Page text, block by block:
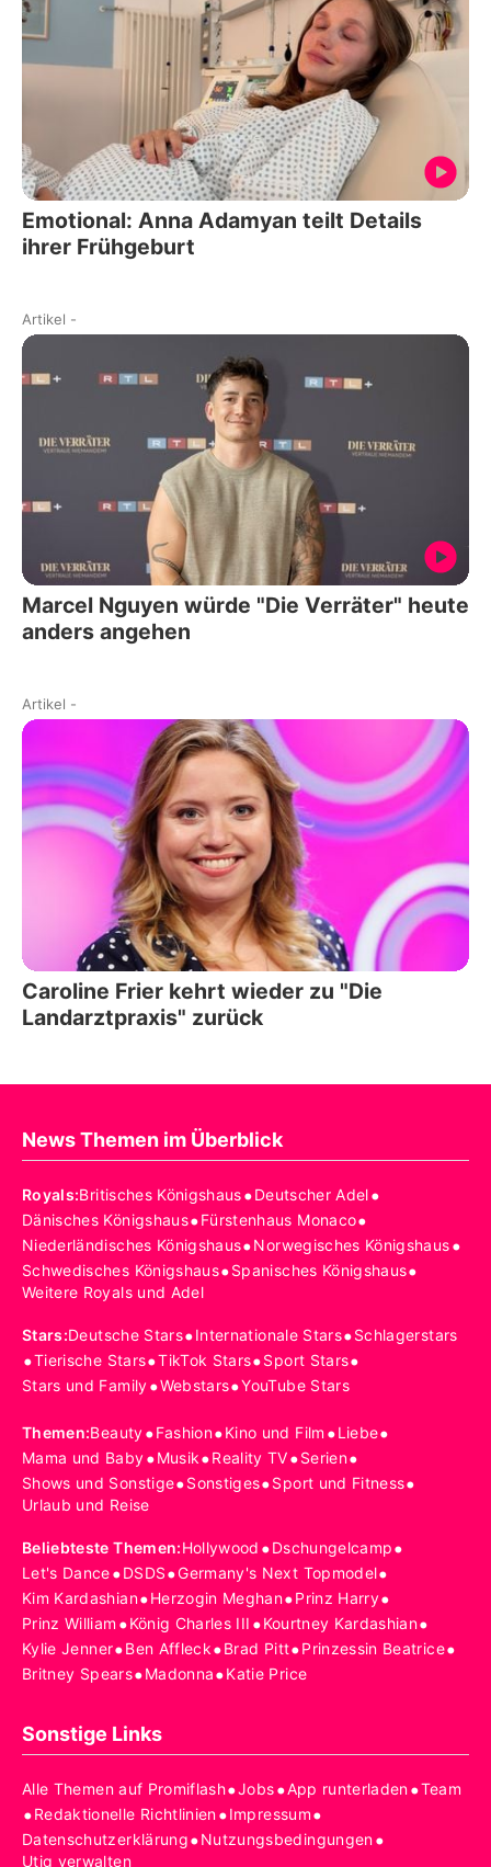
Emotional: Anna Adamyan teilt Details
ihrer Frühgeburt
Artikel -
Marcel Nguyen würde "Die Verräter" heute
anders angehen
Artikel -
Caroline Frier kehrt wieder zu "Die
Landarztpraxis" zurück
News Themen im Überblick
Royals:Britisches Königshaus•Deutscher Adel•
Dänisches Königshaus•Fürstenhaus Monaco•
Niederländisches Königshaus•Norwegisches Königshaus•
Schwedisches Königshaus•Spanisches Königshaus•
Weitere Royals und Adel
Stars:Deutsche Stars•Internationale Stars•Schlagerstars
•Tierische Stars•TikTok Stars•Sport Stars•
Stars und Family•Webstars•YouTube Stars
Themen:Beauty•Fashion•Kino und Film •Liebe•
Mama und Baby•Musik•Reality TV•Serien•
Shows und Sonstige•Sonstiges•Sport und Fitness•
Urlaub und Reise
Beliebteste Themen:Hollywood •Dschungelcamp•
Let's Dance•DSDS•Germany's Next Topmodel•
Kim Kardashian•Herzogin Meghan•Prinz Harry•
Prinz William •König Charles III •Kourtney Kardashian•
Kylie Jenner•Ben Affleck•Brad Pitt•Prinzessin Beatrice•
Britney Spears•Madonna•Katie Price
Sonstige Links
Alle Themen auf Promiflash•Jobs•App runterladen•Team
•Redaktionelle Richtlinien•Impressum•
Datenschutzerklärung•Nutzungsbedingungen•
Utiq verwalten